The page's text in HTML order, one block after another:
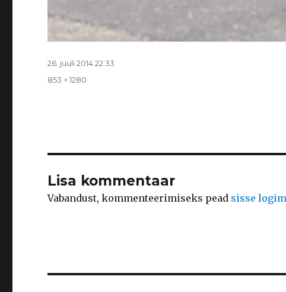
Postitatud
26. juuli 2014 22:33
Täissuurus
853 × 1280
Lisa kommentaar
Vabandust, kommenteerimiseks pead sisse